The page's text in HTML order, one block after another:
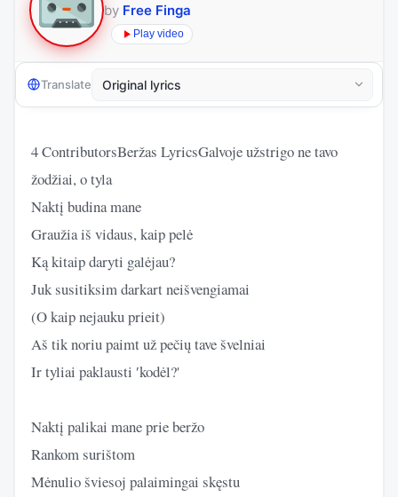
by Free Finga
Play video
Translate
4 ContributorsBeržas LyricsGalvoje užstrigo ne tavo
žodžiai, o tyla
Naktį budina mane
Graužia iš vidaus, kaip pelė
Ką kitaip daryti galėjau?
Juk susitiksim darkart neišvengiamai
(O kaip nejauku prieit)
Aš tik noriu paimt už pečių tave švelniai
Ir tyliai paklausti ′kodėl?'
Naktį palikai mane prie beržo
Rankom surištom
Mėnulio šviesoj palaimingai skęstu